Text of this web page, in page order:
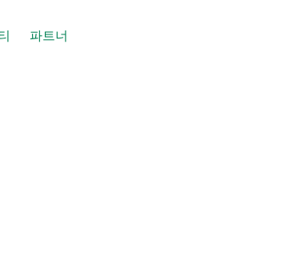
파트너